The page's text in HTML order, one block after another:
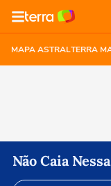
MAPA ASTRALTERRA
Não Caia Nessa